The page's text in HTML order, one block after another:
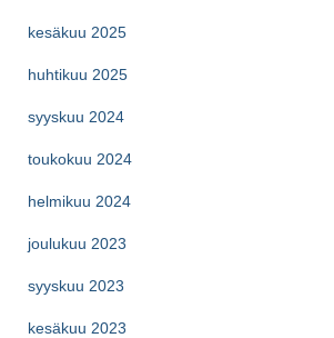
kesäkuu 2025
huhtikuu 2025
syyskuu 2024
toukokuu 2024
helmikuu 2024
joulukuu 2023
syyskuu 2023
kesäkuu 2023